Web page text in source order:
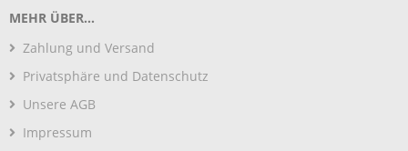
MEHR ÜBER...
Zahlung und Versand
Privatsphäre und Datenschutz
Unsere AGB
Impressum